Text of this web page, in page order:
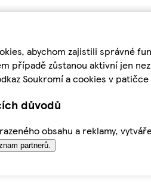
abychom zajistili správné
případě zůstanou aktivní jen
Soukromí a cookies v
důvodů
obsahu a reklamy,
partnerů.